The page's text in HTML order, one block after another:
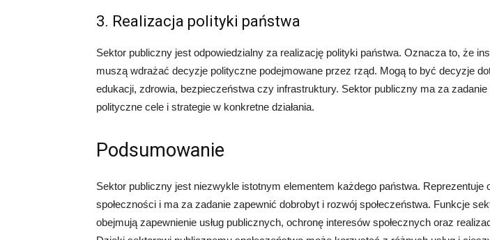
3. Realizacja polityki państwa
Sektor publiczny jest odpowiedzialny za realizację polityki państwa. Oznacza to, że
muszą wdrażać decyzje polityczne podejmowane przez rząd. Mogą to być decyzje
edukacji, zdrowia, bezpieczeństwa czy infrastruktury. Sektor publiczny ma za zadanie
polityczne cele i strategie w konkretne działania.
Podsumowanie
Sektor publiczny jest niezwykle istotnym elementem każdego państwa. Reprezentuje
społeczności i ma za zadanie zapewnić dobrobyt i rozwój społeczeństwa. Funkcje
obejmują zapewnienie usług publicznych, ochronę interesów społecznych oraz